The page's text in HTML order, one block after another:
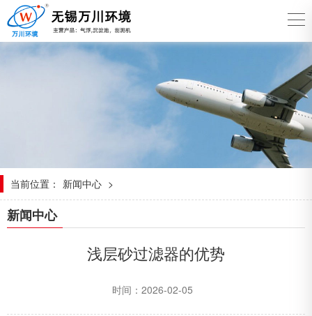
当前位置： 新闻中心 >
新闻中心
浅层砂过滤器的优势
时间：2026-02-05